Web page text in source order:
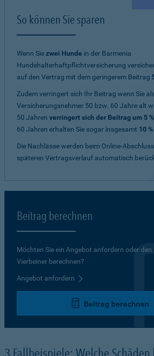
So können Sie sparen
Wenn Siezwei Hunde in der Barmenia
Hundehalterhaftpflichtversicherung
auf den Vertrag mit dem geringerem Beitrag
Zudem verringert sich Ihr Beitrag wenn Sie
Versicherungsnehmer 50 bzw. 60 Jahre alt
50 Jahren verringert sich der Beitrag um 5 %
60 Jahren erhalten Sie sogar insgesamt 10
Die Nachlässe werden beim Online-
späteren Vertragsverlauf automatisch
Beitrag berechnen
Möchten Sie ein Angebot anfordern oder
Vierbeiner berechnen?
Angebot anfordern
Beitrag berechnen